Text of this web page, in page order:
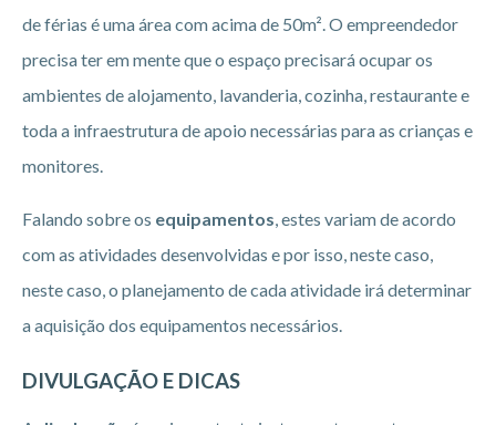
de férias é uma área com acima de 50m². O empreendedor
precisa ter em mente que o espaço precisará ocupar os
ambientes de alojamento, lavanderia, cozinha, restaurante e
toda a infraestrutura de apoio necessárias para as crianças e
monitores.
Falando sobre os equipamentos , estes variam de acordo
com as atividades desenvolvidas e por isso, neste caso,
neste caso, o planejamento de cada atividade irá determinar
a aquisição dos equipamentos necessários.
DIVULGAÇÃO E DICAS